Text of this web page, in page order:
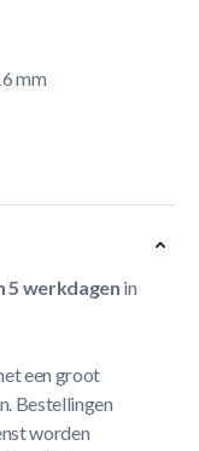
mm
5 werkdagen in
een groot
Bestellingen
worden